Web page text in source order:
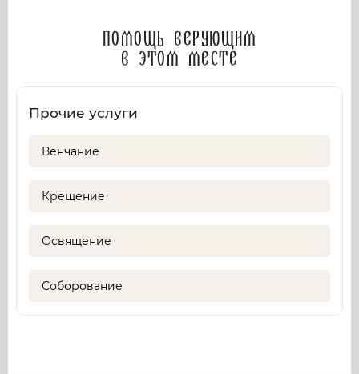
Помощь верующим
в этом месте
Прочие услуги
Венчание
Крещение
Освящение
Соборование